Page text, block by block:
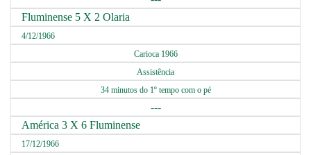
Fluminense 5 X 2 Olaria
4/12/1966
Carioca 1966
Assistência
34 minutos do 1º tempo com o pé
---
América 3 X 6 Fluminense
17/12/1966